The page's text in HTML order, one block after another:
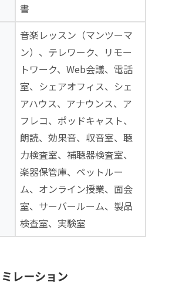
書
音楽レッスン（マンツーマ
ン）、テレワーク、リモー
トワーク、Web会議、電話
室、シェアオフィス、シェ
アハウス、アナウンス、ア
フレコ、ポッドキャスト、
朗読、効果音、収音室、聴
力検査室、補聴器検査室、
楽器保管庫、ペットルー
ム、オンライン授業、面会
室、サーバールーム、製品
検査室、実験室
レーション